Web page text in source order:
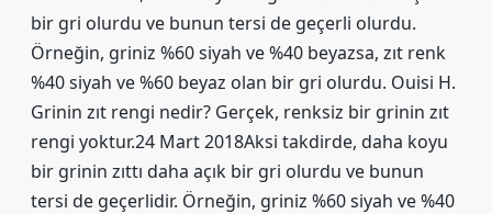
bir gri olurdu ve bunun tersi de geçerli olurdu.
Örneğin, griniz %60 siyah ve %40 beyazsa, zıt renk
%40 siyah ve %60 beyaz olan bir gri olurdu. Ouisi H.
Grinin zıt rengi nedir? Gerçek, renksiz bir grinin zıt
rengi yoktur.24 Mart 2018Aksi takdirde, daha koyu
bir grinin zıttı daha açık bir gri olurdu ve bunun
tersi de geçerlidir. Örneğin, griniz %60 siyah ve %40